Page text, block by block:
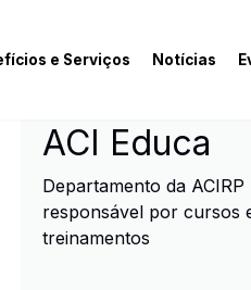
e Serviços Notícias
ACI Educa
Departamento da ACIRP
responsável por cursos
treinamentos